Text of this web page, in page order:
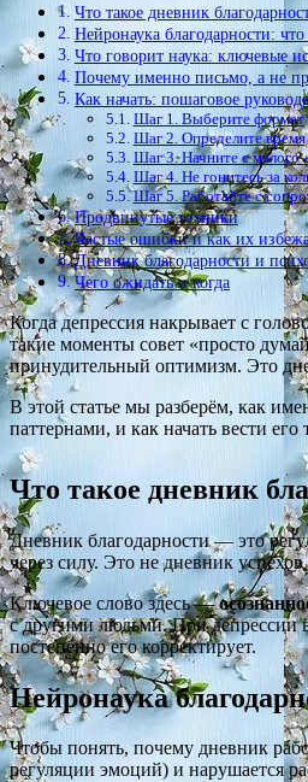
Что такое дневник
Нейронаука благодарности:
Что говорит наука: ключевые
Почему именно письмо, а не
Как начать: пошаговое
Шаг 1. Выберите формат
Шаг 2. Определите время
Шаг 3. Начните с малого
Шаг 4. Не гонитесь за
Шаг 5. Работайте с
Продвинутые техники
Частые ошибки и как их
Дневник благодарности и
Чего ожидать и когда
Когда депрессия накрывает с
такие моменты совет «просто
принудительный оптимизм. Это
В этой статье мы разберём, как
паттернами, и как начать вести
Что такое дневник
Дневник благодарности — это
через силу. Это не дневник
Ключевое слово здесь —
с другими людьми. При депрессии
постепенно его корректирует.
Нейронаука
Чтобы понять, почему дневник
регуляции эмоций) и нарушается